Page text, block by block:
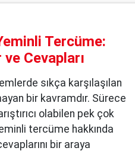
Tercüme:
Cevapları
sıkça karşılaşılan
bir kavramdır. Sürece
olabilen pek çok
tercüme hakkında
bir araya